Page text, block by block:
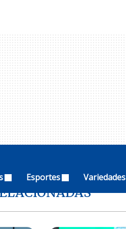
Esportes Variedades